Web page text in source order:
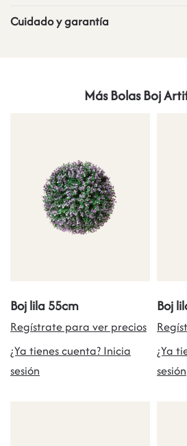
Cuidado y garantía
Más Bolas Boj
Boj lila 55cm
Regístrate para ver precios
¿Ya tienes cuenta? Inicia
sesión
Boj
¿Ya
sesión